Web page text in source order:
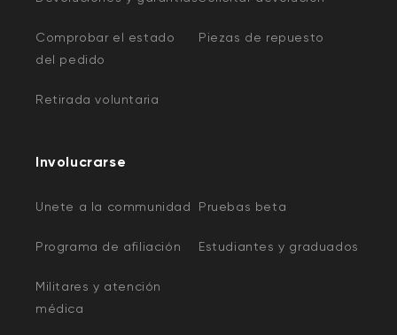
Comprobar el estado
del pedido
Piezas de repuesto
Retirada voluntaria
Involucrarse
Unete a la communidad Pruebas beta
Programa de afiliación Estudiantes y graduados
Militares y atención
médica